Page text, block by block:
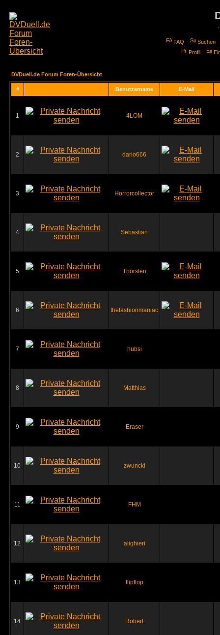
FAQ
Suchen
Profil
DVDuell.de Forum Foren-Übersicht
# Benutzername E-Mail
1 4LOM
2 dario666
3 Horrorcollector
4 Sebastian
5 Thorsten
6 thefashionmaniac
7 hubsi
8 Matthias
9 Eraser
10 zwuncki
11 FHM
12 alighieri
13 flipflop
14 Robert